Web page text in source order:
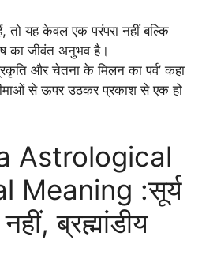
यह केवल एक परंपरा नहीं बल्कि
का जीवंत अनुभव है।
और चेतना के मिलन का पर्व’ कहा
से ऊपर उठकर प्रकाश से एक हो
Astrological
Meaning :सूर्य
ब्रह्मांडीय